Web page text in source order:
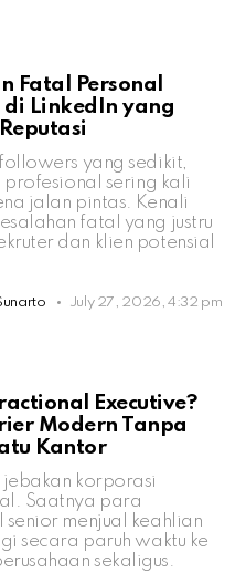
Fatal Personal
di LinkedIn yang
followers yang sedikit,
sering kali
jalan pintas. Kenali
fatal yang justru
dan klien potensial
July 27, 2026, 4:32 pm
Executive?
Modern Tanpa
Kantor
jebakan korporasi
Saatnya para
senior menjual keahlian
secara paruh waktu ke
sekaligus.